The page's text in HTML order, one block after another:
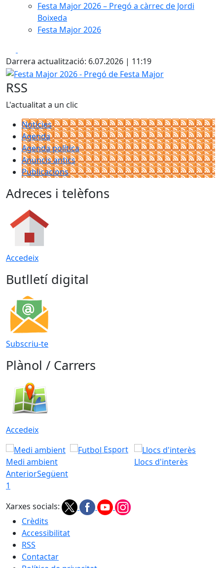
Festa Major 2026 – Pregó a càrrec de Jordi
Boixeda
Festa Major 2026
Darrera actualització: 6.07.2026 | 11:19
Festa Major 2026 - Pregó de Festa Major
RSS
L'actualitat a un clic
Notícies
Agenda
Agenda política
Anuncis antics
Publicacions
Adreces i telèfons
Accedeix
Butlletí digital
Subscriu-te
Plànol / Carrers
Accedeix
Medi ambient
Esport
Llocs d'interès
AnteriorSegüent
1
Xarxes socials:
Crèdits
Accessibilitat
RSS
Contactar